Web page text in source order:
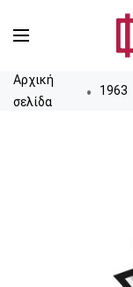
Αρχική
σελίδα
1963